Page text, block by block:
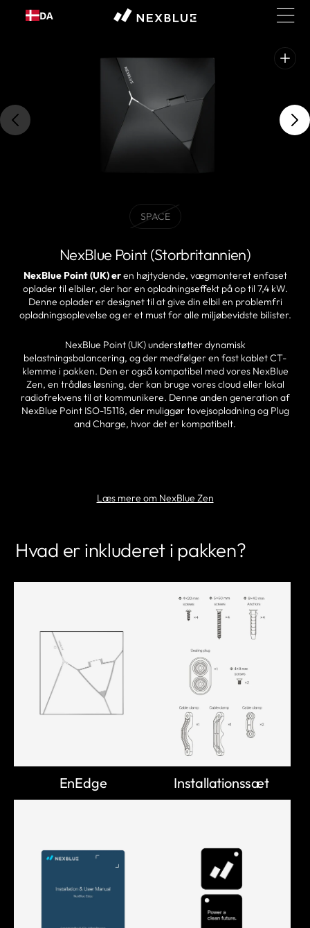
Gå til
indhold
DA
Åbn
fremhævede
SPACEBLACKVariant
eller
ikke
tilgængelig
NexBlue Point (Storbritannien)
NexBlue Point (UK) eren højtydende, vægmonteret enfaset
oplader til elbiler, der har en opladningseffekt på op til 7,4 kW.
Denne oplader er designet til at give din elbil en problemfri
opladningsoplevelse og er et must for alle miljøbevidste bilister.
NexBlue Point (UK) understøtter dynamisk
belastningsbalancering, og der medfølger en fast kablet CT-
klemme i pakken. Den er også kompatibel med vores NexBlue
Zen, en trådløs løsning, der kan bruge vores cloud eller lokal
radiofrekvens til at kommunikere. Denne anden generation af
NexBlue Point ISO-15118, der muliggør tovejsopladning og Plug
and Charge, hvor det er kompatibelt.
Læs mere om NexBlue Zen
Hvad er inkluderet i pakken?
EnEdge Installationssæt